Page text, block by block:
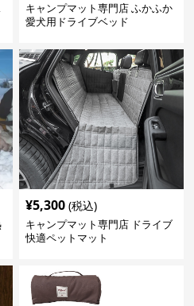
キャンプマット専門店 ふかふか
愛犬用ドライブベッド
¥5,300 (税込)
キャンプマット専門店 ドライブ
快適ペットマット